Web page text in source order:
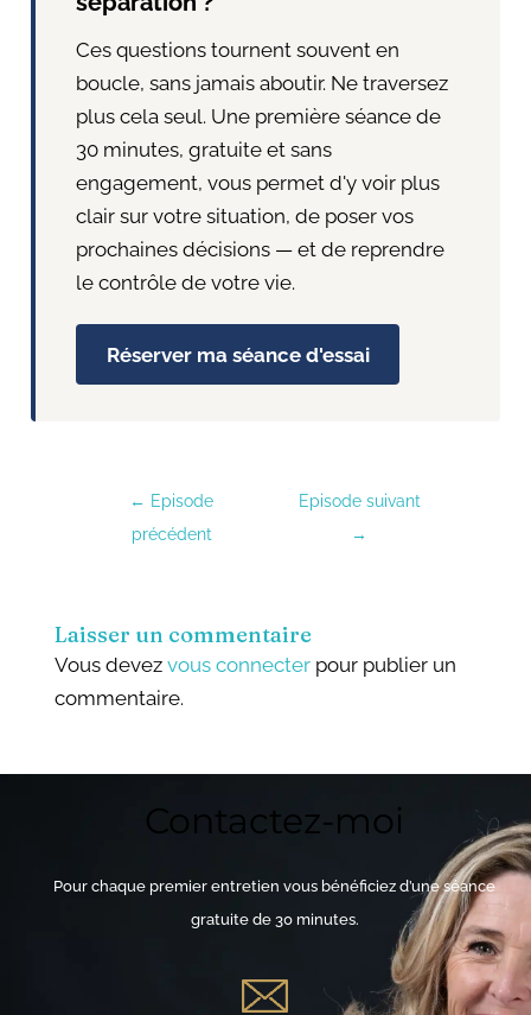
Ces questions tournent souvent en
boucle, sans jamais aboutir. Ne traversez
plus cela seul. Une première séance de
30 minutes, gratuite et sans
engagement, vous permet d'y voir plus
clair sur votre situation, de poser vos
prochaines décisions — et de reprendre
le contrôle de votre vie.
Réserver ma séance d'essai
← Episode
précédent
Episode suivant
→
Laisser un commentaire
Vous devez vous connecterpour publier un
commentaire.
Contactez-moi
Pour chaque premier entretien vous bénéficiez d’une séance
gratuite de 30 minutes.